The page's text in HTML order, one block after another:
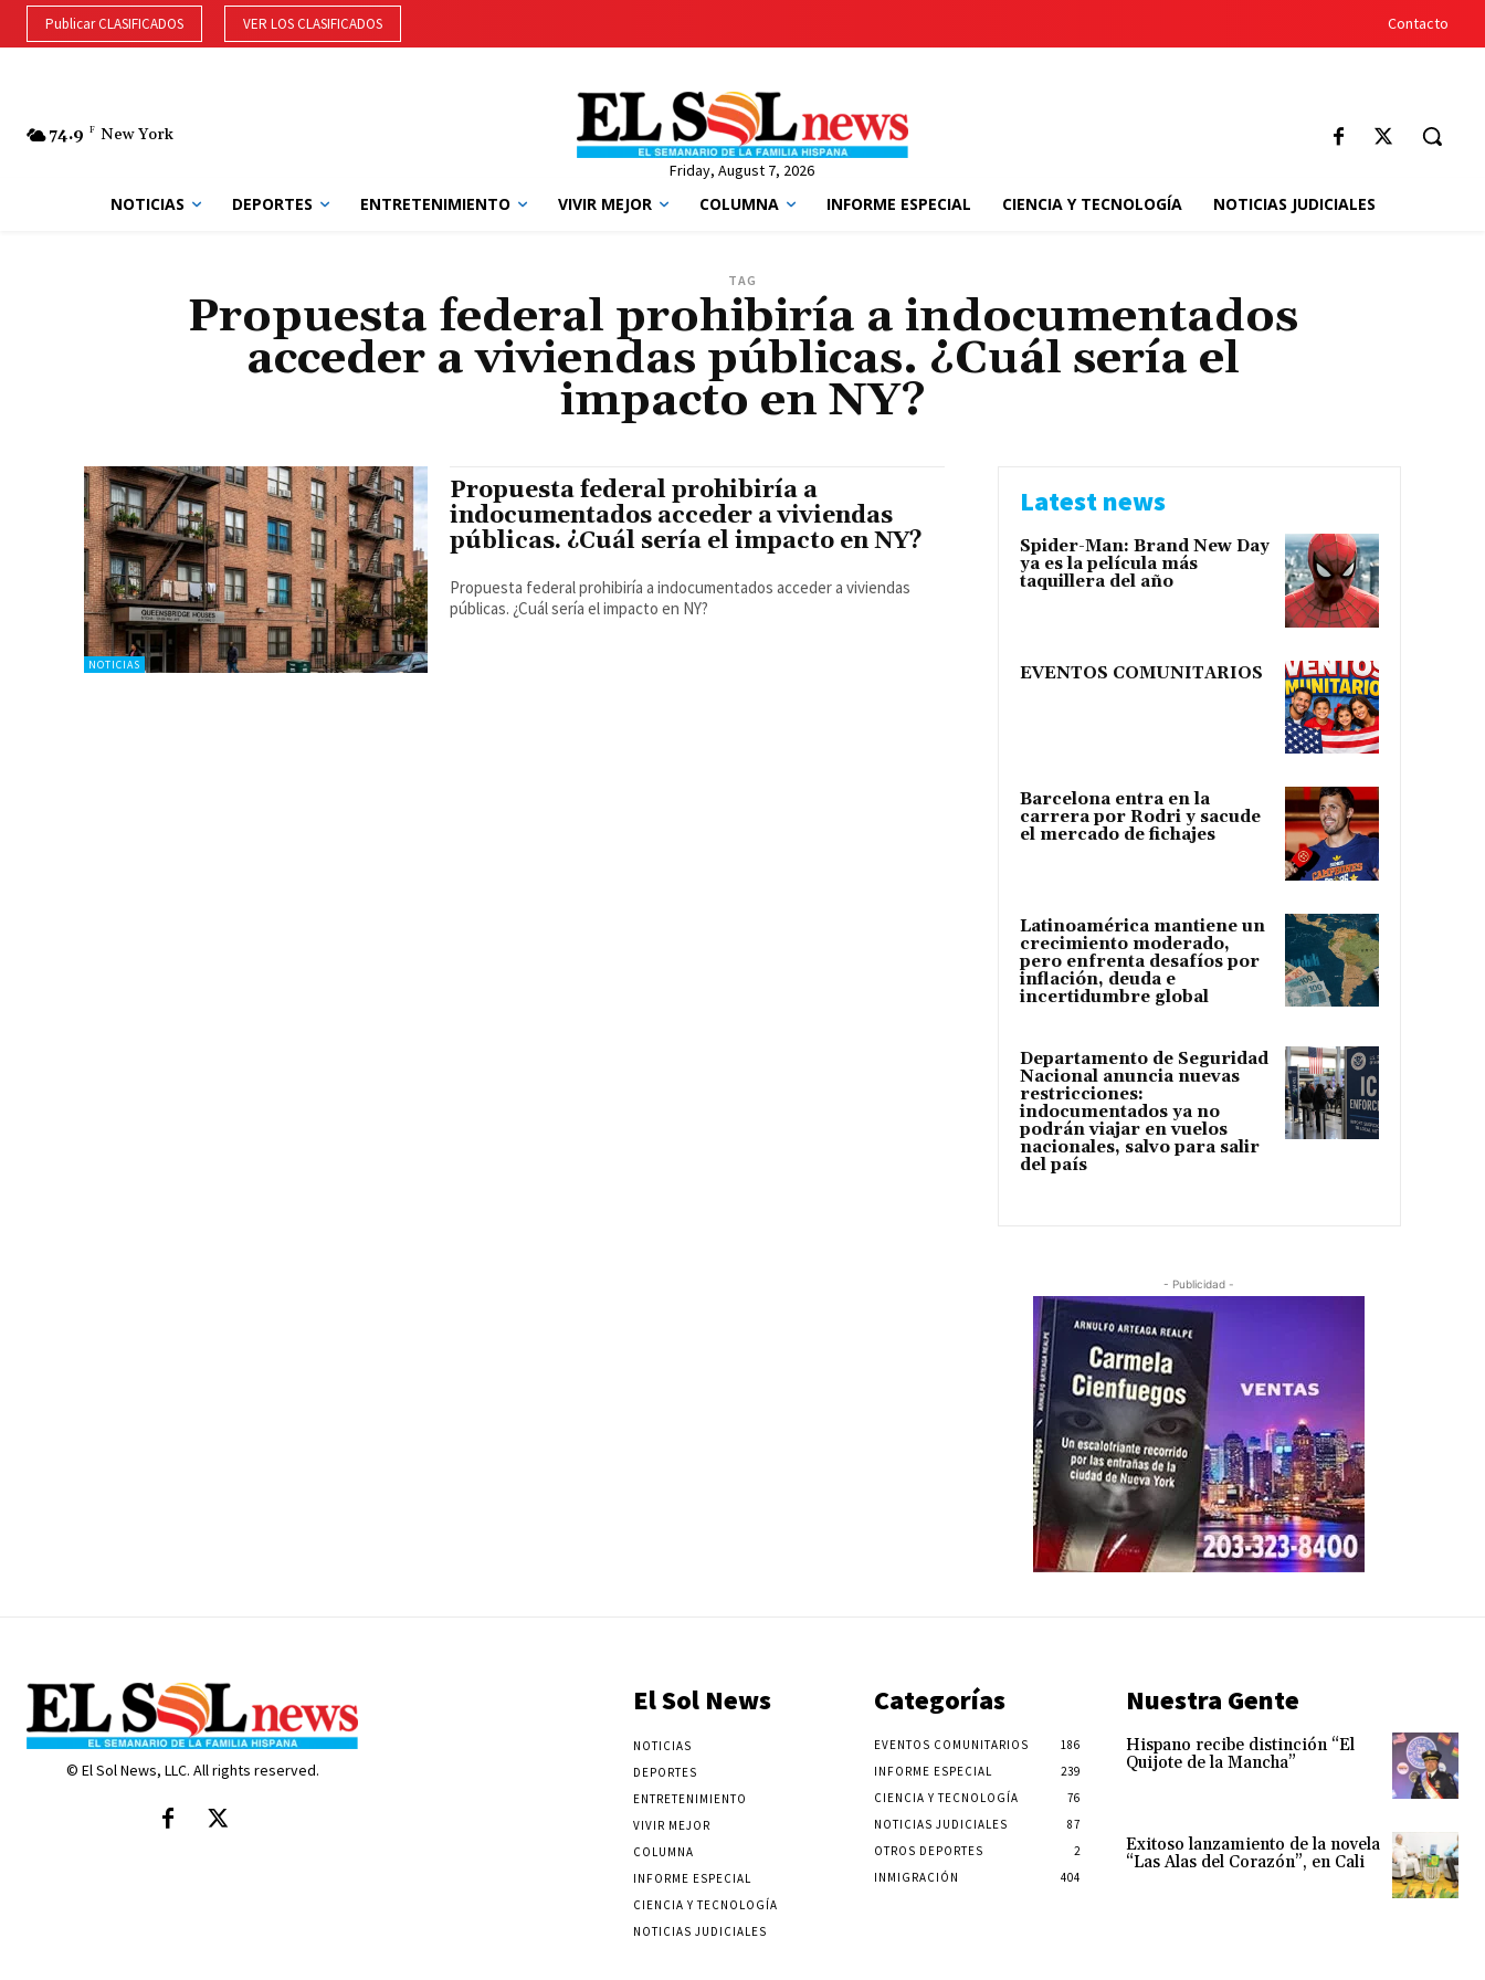
Publicar CLASIFICADOS VER LOS CLASIFICADOS Contacto
74.9 F New York
Friday, August 7, 2026
NOTICIAS DEPORTES ENTRETENIMIENTO VIVIR MEJOR COLUMNA INFORME ESPECIAL CIENCIA Y TECNOLOGÍA NOTICIAS JUDICIALES
TAG
Propuesta federal prohibiría a indocumentados
acceder a viviendas públicas. ¿Cuál sería el
impacto en NY?
NOTICIAS
Propuesta federal prohibiría a
indocumentados acceder a viviendas
públicas. ¿Cuál sería el impacto en NY?
Propuesta federal prohibiría a indocumentados acceder a viviendas
públicas. ¿Cuál sería el impacto en NY?
Latest news
Spider-Man: Brand New Day
ya es la película más
taquillera del año
EVENTOS COMUNITARIOS
Barcelona entra en la
carrera por Rodri y sacude
el mercado de fichajes
Latinoamérica mantiene un
crecimiento moderado,
pero enfrenta desafíos por
inflación, deuda e
incertidumbre global
Departamento de Seguridad
Nacional anuncia nuevas
restricciones:
indocumentados ya no
podrán viajar en vuelos
nacionales, salvo para salir
del país
- Publicidad -
© El Sol News, LLC. All rights reserved.
El Sol News
NOTICIAS
DEPORTES
ENTRETENIMIENTO
VIVIR MEJOR
COLUMNA
INFORME ESPECIAL
CIENCIA Y TECNOLOGÍA
NOTICIAS JUDICIALES
Categorías
EVENTOS COMUNITARIOS
186
INFORME ESPECIAL
239
CIENCIA Y TECNOLOGÍA
76
NOTICIAS JUDICIALES
87
OTROS DEPORTES
2
INMIGRACIÓN
404
Nuestra Gente
Hispano recibe distinción “El
Quijote de la Mancha”
Exitoso lanzamiento de la novela
“Las Alas del Corazón”, en Cali